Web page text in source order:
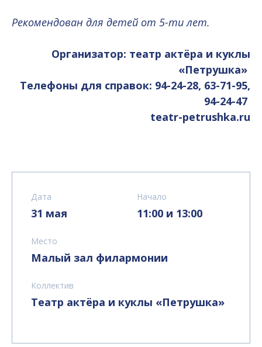
Рекомендован для детей от 5-ти лет.
Организатор: театр актёра и куклы
«Петрушка»
Телефоны для справок: 94-24-28, 63-71-95,
94-24-47
teatr-petrushka.ru
Дата
31 мая
Начало
11:00 и 13:00
Место
Малый зал филармонии
Коллектив
Театр актёра и куклы «Петрушка»